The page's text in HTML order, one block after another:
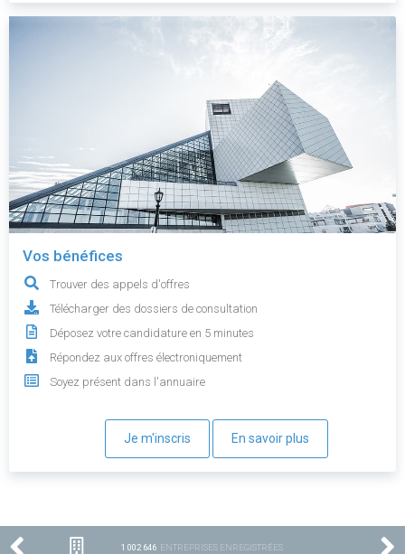
Vos bénéfices
Trouver des appels d'offres
Télécharger des dossiers de consultation
Déposez votre candidature en 5 minutes
Répondez aux offres électroniquement
Soyez présent dans l'annuaire
Je m'inscris En savoir plus
1 002 646 ENTREPRISES ENREGISTRÉES